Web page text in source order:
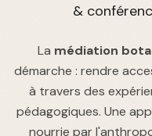
&
La médiation
démarche : rendre
à travers des
pédagogiques. Une
nourrie par